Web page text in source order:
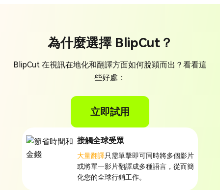
為什麼選擇 BlipCut？
BlipCut 在視訊在地化和翻譯方面如何脫穎而出？看看這
些好處：
立即試用
接觸全球受眾
大量翻譯只需單擊即可同時將多個影片
或將單一影片翻譯成多種語言，從而簡
化您的全球行銷工作。